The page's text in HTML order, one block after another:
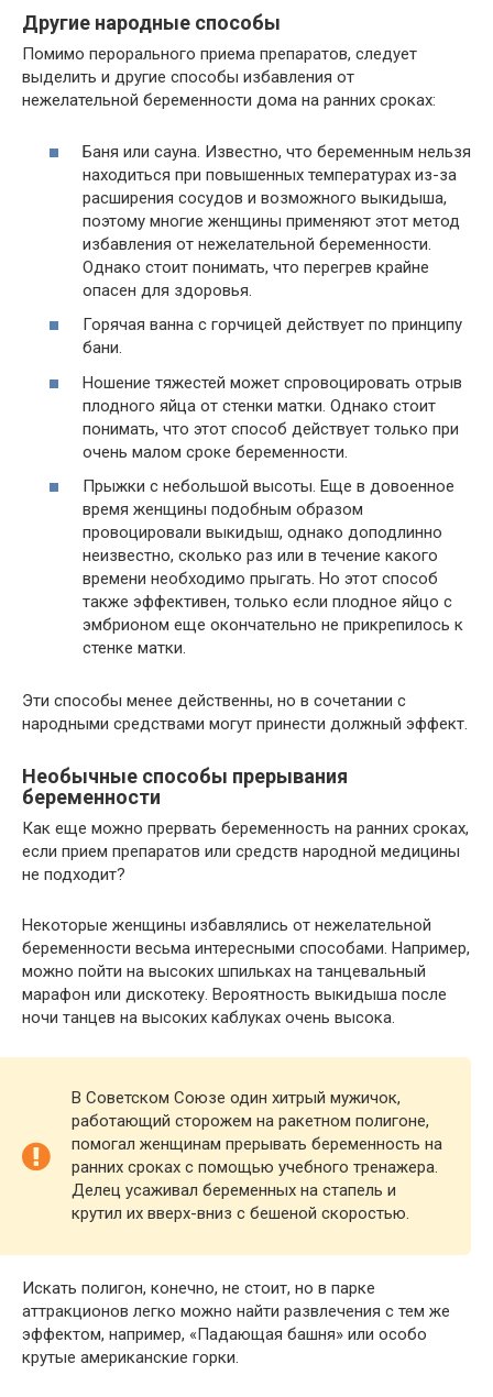
Другие народные способы
Помимо перорального приема препаратов, следует
выделить и другие способы избавления от
нежелательной беременности дома на ранних сроках:
Баня или сауна. Известно, что беременным нельзя
находиться при повышенных температурах из-за
расширения сосудов и возможного выкидыша,
поэтому многие женщины применяют этот метод
избавления от нежелательной беременности.
Однако стоит понимать, что перегрев крайне
опасен для здоровья.
Горячая ванна с горчицей действует по принципу
бани.
Ношение тяжестей может спровоцировать отрыв
плодного яйца от стенки матки. Однако стоит
понимать, что этот способ действует только при
очень малом сроке беременности.
Прыжки с небольшой высоты. Еще в довоенное
время женщины подобным образом
провоцировали выкидыш, однако доподлинно
неизвестно, сколько раз или в течение какого
времени необходимо прыгать. Но этот способ
также эффективен, только если плодное яйцо с
эмбрионом еще окончательно не прикрепилось к
стенке матки.
Эти способы менее действенны, но в сочетании с
народными средствами могут принести должный эффект.
Необычные способы прерывания
беременности
Как еще можно прервать беременность на ранних сроках,
если прием препаратов или средств народной медицины
не подходит?
Некоторые женщины избавлялись от нежелательной
беременности весьма интересными способами. Например,
можно пойти на высоких шпильках на танцевальный
марафон или дискотеку. Вероятность выкидыша после
ночи танцев на высоких каблуках очень высока.
В Советском Союзе один хитрый мужичок,
работающий сторожем на ракетном полигоне,
помогал женщинам прерывать беременность на
ранних сроках с помощью учебного тренажера.
Делец усаживал беременных на стапель и
крутил их вверх-вниз с бешеной скоростью.
Искать полигон, конечно, не стоит, но в парке
аттракционов легко можно найти развлечения с тем же
эффектом, например, «Падающая башня» или особо
крутые американские горки.